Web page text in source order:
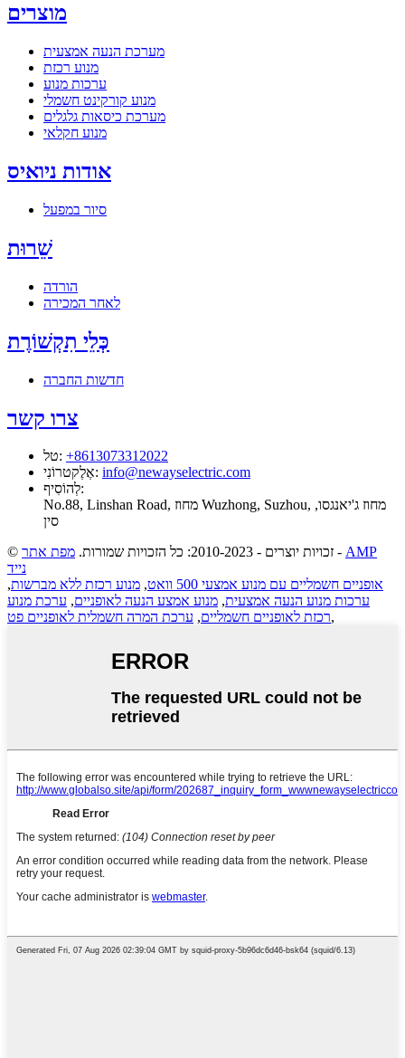
מוצרים
מערכת הנעה אמצעית
מנוע רכזת
ערכות מנוע
מנוע קורקינט חשמלי
מערכת כיסאות גלגלים
מנוע חקלאי
אודות ניואיס
סיור במפעל
שֵׁרוּת
הורדה
לאחר המכירה
כְּלֵי תִקְשׁוֹרֶת
חדשות החברה
צרו קשר
טל: ‎+8613073312022
אֶלֶקטרוֹנִי: info@newayselectric.com
לְהוֹסִיף:
No.88, Linshan Road, מחוז Wuzhong, Suzhou, מחוז ג'יאנגסו,
סין
© זכויות יוצרים - 2010-2023: כל הזכויות שמורות.
מפת אתר - AMP
נייד
אופניים חשמליים עם מנוע אמצעי 500 וואט
, מנוע רכזת ללא מברשות,
ערכות מנוע הנעה אמצעית, מנוע אמצע הנעה לאופניים, ערכת מנוע
רכזת לאופניים חשמליים, ערכת המרה חשמלית לאופניים פט ,